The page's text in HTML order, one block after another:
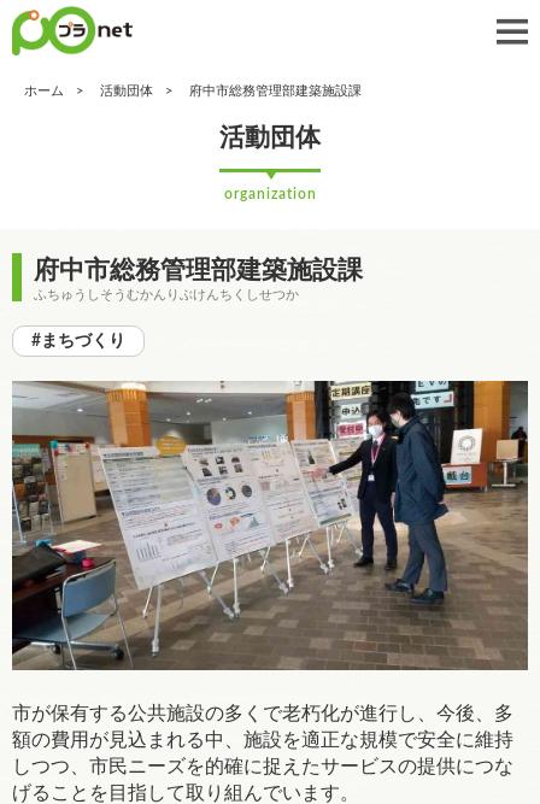
ホーム 活動団体 府中市総務管理部建築施設課
活動団体
organization
府中市総務管理部建築施設課
ふちゅうしそうむかんりぶけんちくしせつか
#まちづくり
市が保有する公共施設の多くで老朽化が進行し、今後、多
額の費用が見込まれる中、施設を適正な規模で安全に維持
しつつ、市民ニーズを的確に捉えたサービスの提供につな
げることを目指して取り組んでいます。